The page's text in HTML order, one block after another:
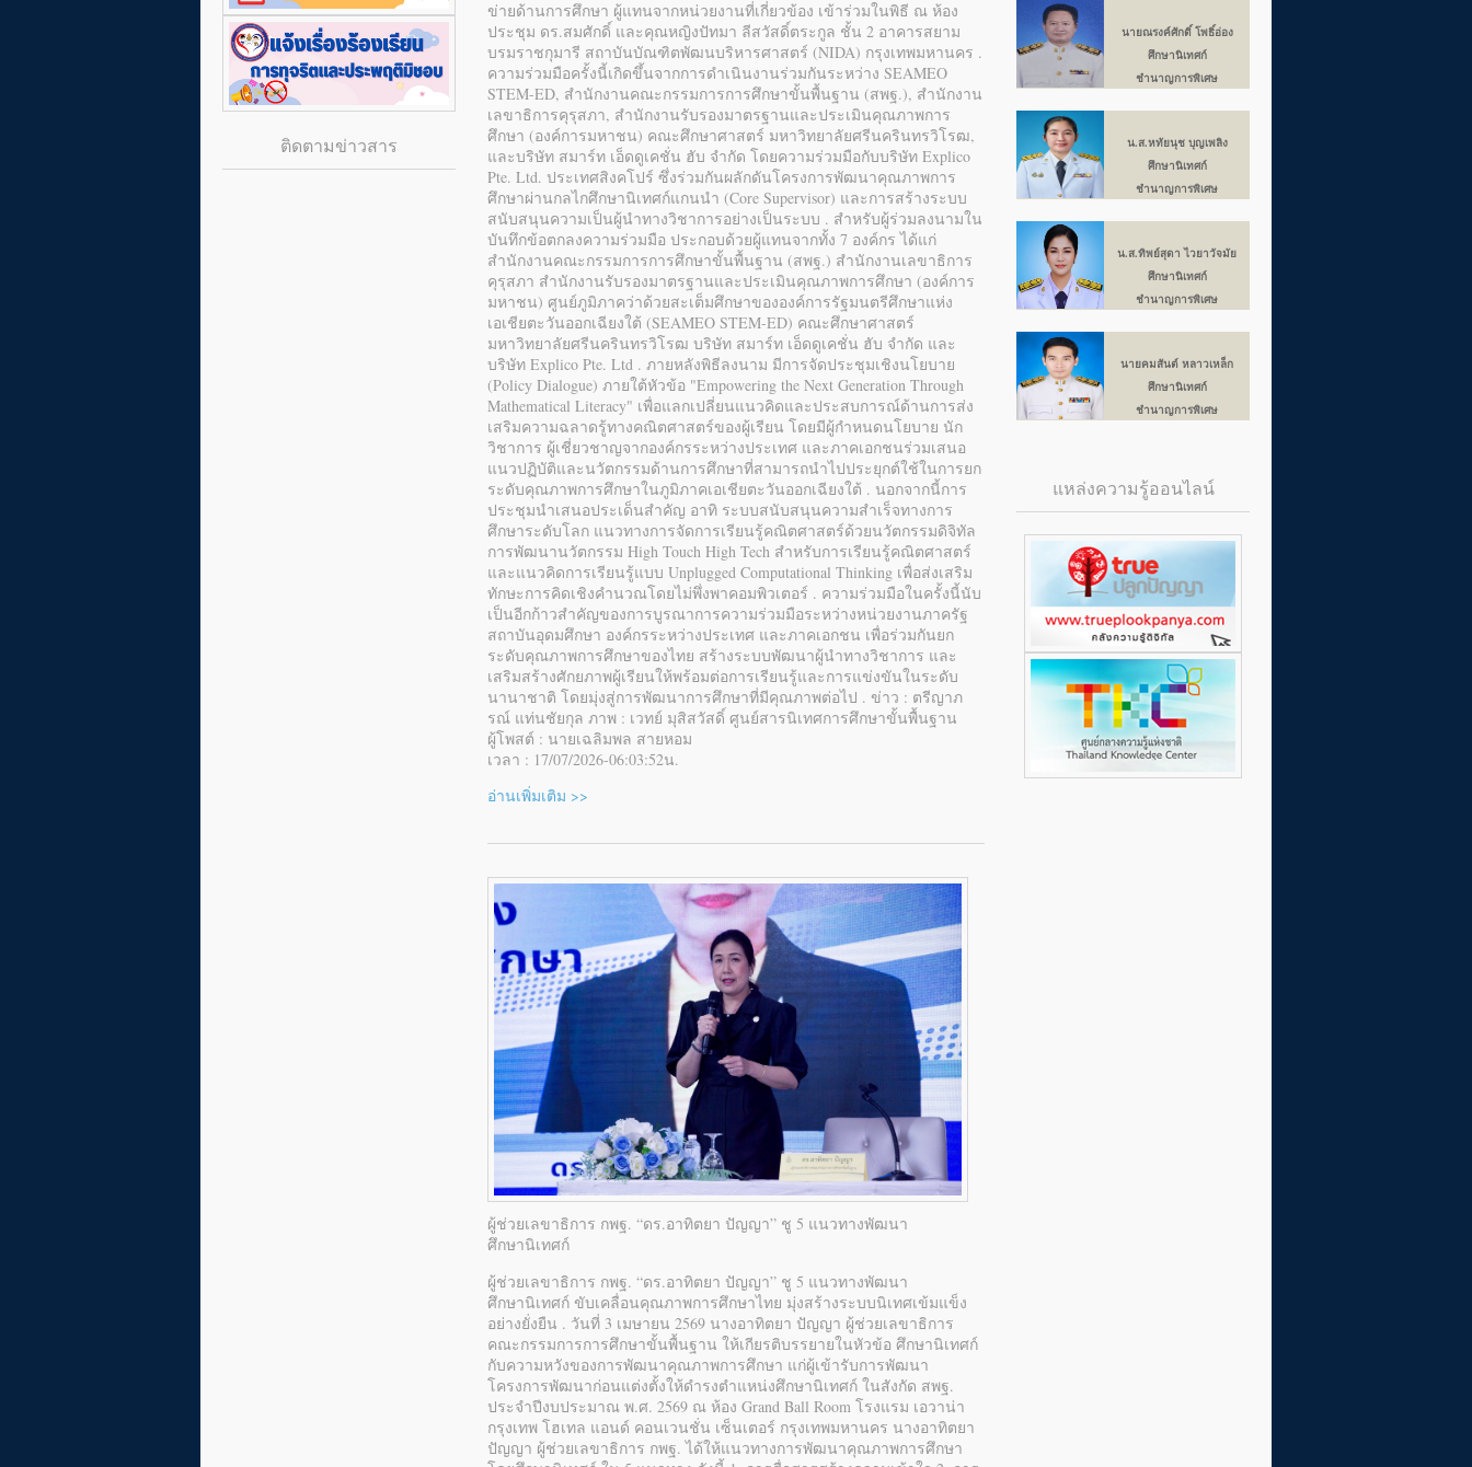
ติดตามข่าวสาร
ข่ายด้านการศึกษา ผู้แทนจากหน่วยงานที่เกี่ยวข้อง เข้าร่วมในพิธี ณ ห้อง
ประชุม ดร.สมศักดิ์ และคุณหญิงปัทมา ลีสวัสดิ์ตระกูล ชั้น 2 อาคารสยาม
บรมราชกุมารี สถาบันบัณฑิตพัฒนบริหารศาสตร์ (NIDA) กรุงเทพมหานคร .
ความร่วมมือครั้งนี้เกิดขึ้นจากการดำเนินงานร่วมกันระหว่าง SEAMEO
STEM-ED, สำนักงานคณะกรรมการการศึกษาขั้นพื้นฐาน (สพฐ.), สำนักงาน
เลขาธิการคุรุสภา, สำนักงานรับรองมาตรฐานและประเมินคุณภาพการ
ศึกษา (องค์การมหาชน) คณะศึกษาศาสตร์ มหาวิทยาลัยศรีนครินทรวิโรฒ,
และบริษัท สมาร์ท เอ็ดดูเคชั่น ฮับ จำกัด โดยความร่วมมือกับบริษัท Explico
Pte. Ltd. ประเทศสิงคโปร์ ซึ่งร่วมกันผลักดันโครงการพัฒนาคุณภาพการ
ศึกษาผ่านกลไกศึกษานิเทศก์แกนนำ (Core Supervisor) และการสร้างระบบ
สนับสนุนความเป็นผู้นำทางวิชาการอย่างเป็นระบบ . สำหรับผู้ร่วมลงนามใน
บันทึกข้อตกลงความร่วมมือ ประกอบด้วยผู้แทนจากทั้ง 7 องค์กร ได้แก่
สำนักงานคณะกรรมการการศึกษาขั้นพื้นฐาน (สพฐ.) สำนักงานเลขาธิการ
คุรุสภา สำนักงานรับรองมาตรฐานและประเมินคุณภาพการศึกษา (องค์การ
มหาชน) ศูนย์ภูมิภาคว่าด้วยสะเต็มศึกษาขององค์การรัฐมนตรีศึกษาแห่ง
เอเชียตะวันออกเฉียงใต้ (SEAMEO STEM-ED) คณะศึกษาศาสตร์
มหาวิทยาลัยศรีนครินทรวิโรฒ บริษัท สมาร์ท เอ็ดดูเคชั่น ฮับ จำกัด และ
บริษัท Explico Pte. Ltd . ภายหลังพิธีลงนาม มีการจัดประชุมเชิงนโยบาย
(Policy Dialogue) ภายใต้หัวข้อ "Empowering the Next Generation Through
Mathematical Literacy" เพื่อแลกเปลี่ยนแนวคิดและประสบการณ์ด้านการส่ง
เสริมความฉลาดรู้ทางคณิตศาสตร์ของผู้เรียน โดยมีผู้กำหนดนโยบาย นัก
วิชาการ ผู้เชี่ยวชาญจากองค์กรระหว่างประเทศ และภาคเอกชนร่วมเสนอ
แนวปฏิบัติและนวัตกรรมด้านการศึกษาที่สามารถนำไปประยุกต์ใช้ในการยก
ระดับคุณภาพการศึกษาในภูมิภาคเอเชียตะวันออกเฉียงใต้ . นอกจากนี้การ
ประชุมนำเสนอประเด็นสำคัญ อาทิ ระบบสนับสนุนความสำเร็จทางการ
ศึกษาระดับโลก แนวทางการจัดการเรียนรู้คณิตศาสตร์ด้วยนวัตกรรมดิจิทัล
การพัฒนานวัตกรรม High Touch High Tech สำหรับการเรียนรู้คณิตศาสตร์
และแนวคิดการเรียนรู้แบบ Unplugged Computational Thinking เพื่อส่งเสริม
ทักษะการคิดเชิงคำนวณโดยไม่พึ่งพาคอมพิวเตอร์ . ความร่วมมือในครั้งนี้นับ
เป็นอีกก้าวสำคัญของการบูรณาการความร่วมมือระหว่างหน่วยงานภาครัฐ
สถาบันอุดมศึกษา องค์กรระหว่างประเทศ และภาคเอกชน เพื่อร่วมกันยก
ระดับคุณภาพการศึกษาของไทย สร้างระบบพัฒนาผู้นำทางวิชาการ และ
เสริมสร้างศักยภาพผู้เรียนให้พร้อมต่อการเรียนรู้และการแข่งขันในระดับ
นานาชาติ โดยมุ่งสู่การพัฒนาการศึกษาที่มีคุณภาพต่อไป . ข่าว : ตรีญาภ
รณ์ แท่นชัยกุล ภาพ : เวทย์ มุสิสวัสดิ์ ศูนย์สารนิเทศการศึกษาขั้นพื้นฐาน
ผู้โพสต์ : นายเฉลิมพล สายหอม
เวลา : 17/07/2026-06:03:52น.
อ่านเพิ่มเติม >>
ผู้ช่วยเลขาธิการ กพฐ. “ดร.อาทิตยา ปัญญา” ชู 5 แนวทางพัฒนา
ศึกษานิเทศก์
ผู้ช่วยเลขาธิการ กพฐ. “ดร.อาทิตยา ปัญญา” ชู 5 แนวทางพัฒนา
ศึกษานิเทศก์ ขับเคลื่อนคุณภาพการศึกษาไทย มุ่งสร้างระบบนิเทศเข้มแข็ง
อย่างยั่งยืน . วันที่ 3 เมษายน 2569 นางอาทิตยา ปัญญา ผู้ช่วยเลขาธิการ
คณะกรรมการการศึกษาขั้นพื้นฐาน ให้เกียรติบรรยายในหัวข้อ ศึกษานิเทศก์
กับความหวังของการพัฒนาคุณภาพการศึกษา แก่ผู้เข้ารับการพัฒนา
โครงการพัฒนาก่อนแต่งตั้งให้ดำรงตำแหน่งศึกษานิเทศก์ ในสังกัด สพฐ.
ประจำปีงบประมาณ พ.ศ. 2569 ณ ห้อง Grand Ball Room โรงแรม เอวาน่า
กรุงเทพ โฮเทล แอนด์ คอนเวนชั่น เซ็นเตอร์ กรุงเทพมหานคร นางอาทิตยา
ปัญญา ผู้ช่วยเลขาธิการ กพฐ. ได้ให้แนวทางการพัฒนาคุณภาพการศึกษา
นายณรงค์ศักดิ์ โพธิ์อ่อง
ศึกษานิเทศก์
ชำนาญการพิเศษ
น.ส.หทัยนุช บุญเพลิง
ศึกษานิเทศก์
ชำนาญการพิเศษ
น.ส.ทิพย์สุดา ไวยาวัจมัย
ศึกษานิเทศก์
ชำนาญการพิเศษ
นายคมสันต์ หลาวเหล็ก
ศึกษานิเทศก์
ชำนาญการพิเศษ
แหล่งความรู้ออนไลน์